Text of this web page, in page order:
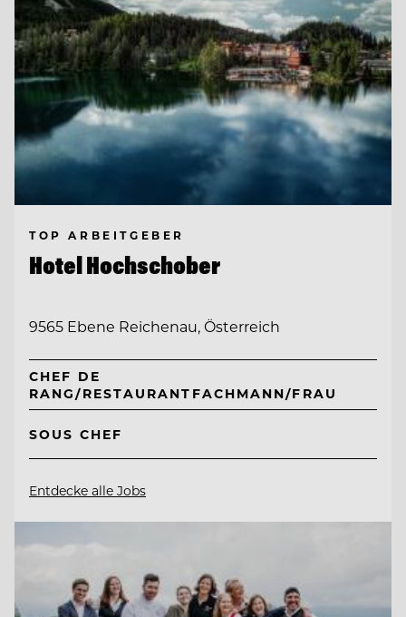
TOP ARBEITGEBER
Hotel Hochschober
9565 Ebene Reichenau, Österreich
CHEF DE
RANG/RESTAURANTFACHMANN/FRAU
SOUS CHEF
Entdecke alle Jobs